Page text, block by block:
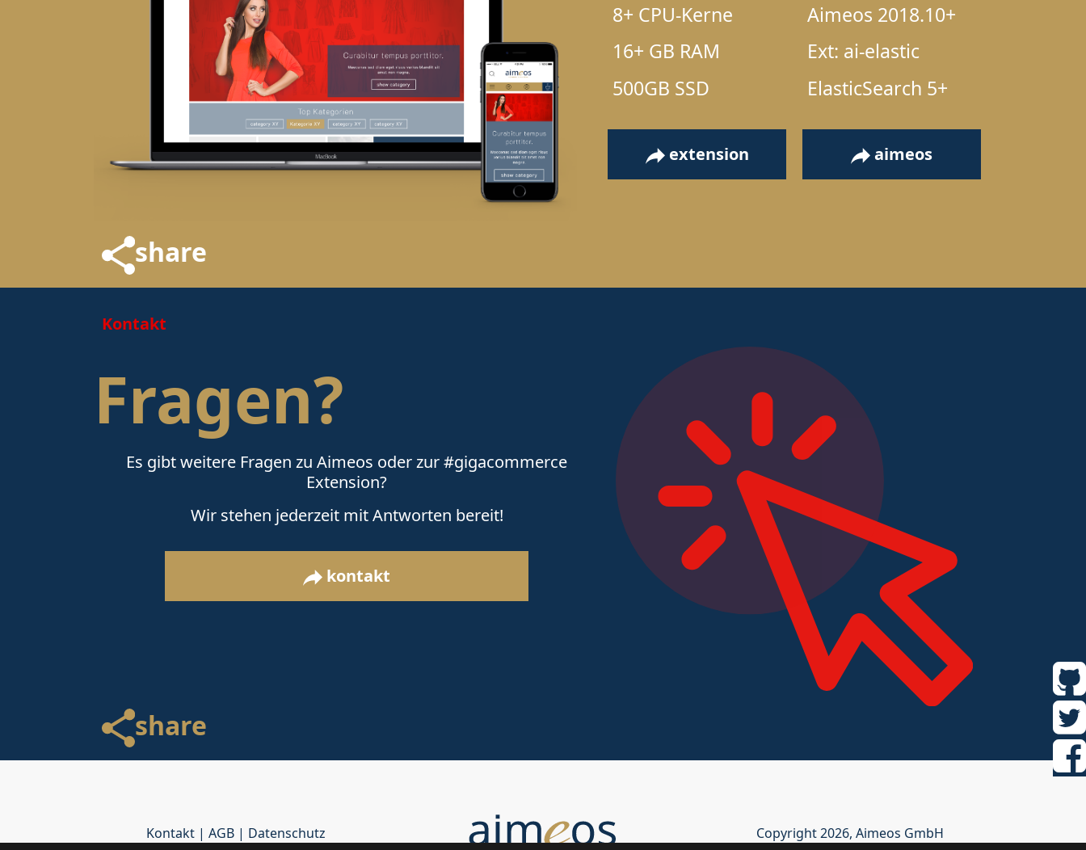
8+ CPU-Kerne
16+ GB RAM
500GB SSD
Aimeos 2018.10+
Ext: ai-elastic
ElasticSearch 5+
extension aimeos
share
Kontakt
Fragen?
Es gibt weitere Fragen zu Aimeos oder zur #gigacommerce
Extension?
Wir stehen jederzeit mit Antworten bereit!
kontakt
share
Kontakt | AGB | Datenschutz Copyright 2026, Aimeos GmbH